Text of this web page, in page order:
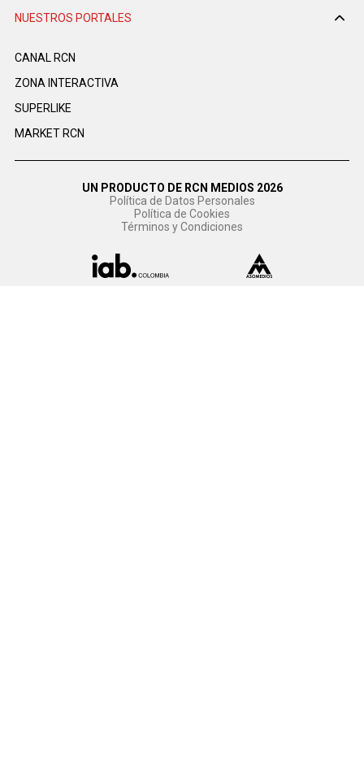
NUESTROS PORTALES
CANAL RCN
ZONA INTERACTIVA
SUPERLIKE
MARKET RCN
UN PRODUCTO DE RCN MEDIOS 2026
Política de Datos Personales
Política de Cookies
Términos y Condiciones